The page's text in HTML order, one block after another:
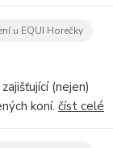
u EQUI Horečky
(nejen)
koní. číst celé